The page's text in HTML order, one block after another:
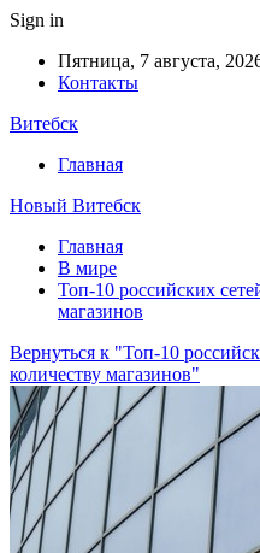
Sign in
Пятница, 7 августа,
Контакты
Витебск
Главная
Новый Витебск
Главная
В мире
Топ-10 российских
магазинов
Вернуться к "Топ-10
количеству магазинов"